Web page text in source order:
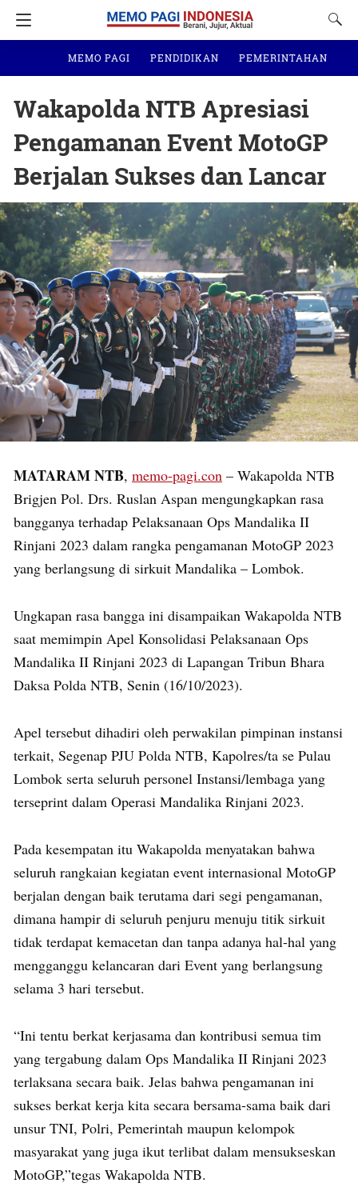
MEMO PAGI PENDIDIKAN PEMERINTAHAN
Wakapolda NTB Apresiasi
Pengamanan Event MotoGP
Berjalan Sukses dan Lancar
MATARAM NTB, memo-pagi.con – Wakapolda NTB
Brigjen Pol. Drs. Ruslan Aspan mengungkapkan rasa
bangganya terhadap Pelaksanaan Ops Mandalika II
Rinjani 2023 dalam rangka pengamanan MotoGP 2023
yang berlangsung di sirkuit Mandalika – Lombok.
Ungkapan rasa bangga ini disampaikan Wakapolda NTB
saat memimpin Apel Konsolidasi Pelaksanaan Ops
Mandalika II Rinjani 2023 di Lapangan Tribun Bhara
Daksa Polda NTB, Senin (16/10/2023).
Apel tersebut dihadiri oleh perwakilan pimpinan instansi
terkait, Segenap PJU Polda NTB, Kapolres/ta se Pulau
Lombok serta seluruh personel Instansi/lembaga yang
terseprint dalam Operasi Mandalika Rinjani 2023.
Pada kesempatan itu Wakapolda menyatakan bahwa
seluruh rangkaian kegiatan event internasional MotoGP
berjalan dengan baik terutama dari segi pengamanan,
dimana hampir di seluruh penjuru menuju titik sirkuit
tidak terdapat kemacetan dan tanpa adanya hal-hal yang
mengganggu kelancaran dari Event yang berlangsung
selama 3 hari tersebut.
“Ini tentu berkat kerjasama dan kontribusi semua tim
yang tergabung dalam Ops Mandalika II Rinjani 2023
terlaksana secara baik. Jelas bahwa pengamanan ini
sukses berkat kerja kita secara bersama-sama baik dari
unsur TNI, Polri, Pemerintah maupun kelompok
masyarakat yang juga ikut terlibat dalam mensukseskan
MotoGP,”tegas Wakapolda NTB.